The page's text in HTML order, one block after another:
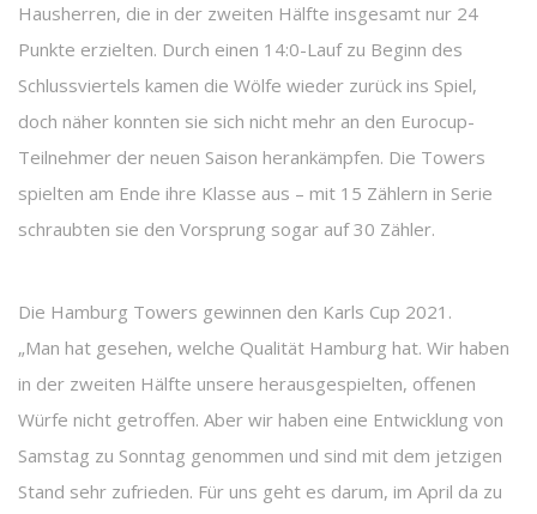
Hausherren, die in der zweiten Hälfte insgesamt nur 24
Punkte erzielten. Durch einen 14:0-Lauf zu Beginn des
Schlussviertels kamen die Wölfe wieder zurück ins Spiel,
doch näher konnten sie sich nicht mehr an den Eurocup-
Teilnehmer der neuen Saison herankämpfen. Die Towers
spielten am Ende ihre Klasse aus – mit 15 Zählern in Serie
schraubten sie den Vorsprung sogar auf 30 Zähler.
Die Hamburg Towers gewinnen den Karls Cup 2021.
„Man hat gesehen, welche Qualität Hamburg hat. Wir haben
in der zweiten Hälfte unsere herausgespielten, offenen
Würfe nicht getroffen. Aber wir haben eine Entwicklung von
Samstag zu Sonntag genommen und sind mit dem jetzigen
Stand sehr zufrieden. Für uns geht es darum, im April da zu